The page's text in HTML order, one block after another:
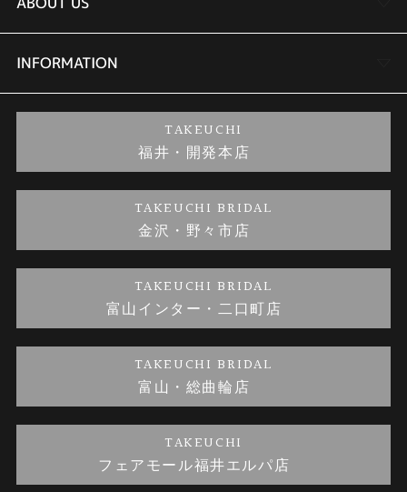
セットリング
婚約ネックレス
金・プラチナのお取引
商品一覧
ブランドリスト
金澤指輪工房｜手作りペアリング
金澤指輪工房｜手作り結婚指輪 and 婚約指輪
金澤指輪工房｜手作り婚約指輪プロポーズプラン
会社概要
お客様の声
INFORMATION
プライバシーポリシー
TAKEUCHI
福井・開発本店
TAKEUCHI BRIDAL
金沢・野々市店
TAKEUCHI BRIDAL
富山インター・二口町店
TAKEUCHI BRIDAL
富山・総曲輪店
TAKEUCHI
フェアモール福井エルパ店